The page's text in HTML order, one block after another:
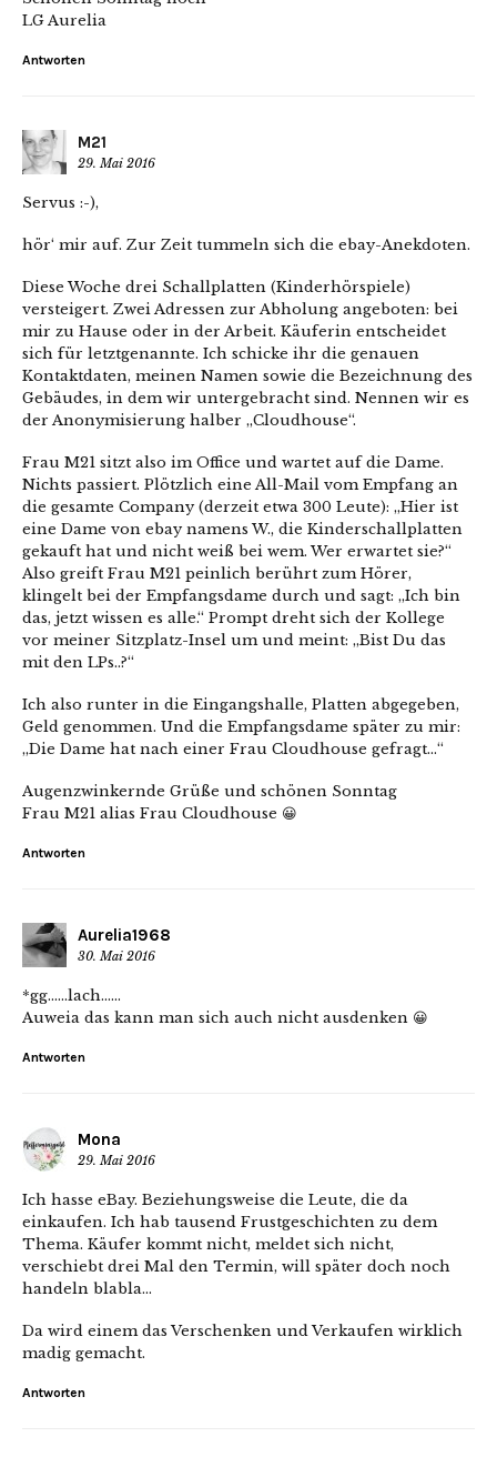
LG Aurelia
Antworten
M21
29. Mai 2016
Servus :-),
hör‘ mir auf. Zur Zeit tummeln sich die ebay-Anekdoten.
Diese Woche drei Schallplatten (Kinderhörspiele)
versteigert. Zwei Adressen zur Abholung angeboten: bei
mir zu Hause oder in der Arbeit. Käuferin entscheidet
sich für letztgenannte. Ich schicke ihr die genauen
Kontaktdaten, meinen Namen sowie die Bezeichnung des
Gebäudes, in dem wir untergebracht sind. Nennen wir es
der Anonymisierung halber „Cloudhouse“.
Frau M21 sitzt also im Office und wartet auf die Dame.
Nichts passiert. Plötzlich eine All-Mail vom Empfang an
die gesamte Company (derzeit etwa 300 Leute): „Hier ist
eine Dame von ebay namens W., die Kinderschallplatten
gekauft hat und nicht weiß bei wem. Wer erwartet sie?“
Also greift Frau M21 peinlich berührt zum Hörer,
klingelt bei der Empfangsdame durch und sagt: „Ich bin
das, jetzt wissen es alle.“ Prompt dreht sich der Kollege
vor meiner Sitzplatz-Insel um und meint: „Bist Du das
mit den LPs..?“
Ich also runter in die Eingangshalle, Platten abgegeben,
Geld genommen. Und die Empfangsdame später zu mir:
„Die Dame hat nach einer Frau Cloudhouse gefragt…“
Augenzwinkernde Grüße und schönen Sonntag
Frau M21 alias Frau Cloudhouse 😀
Antworten
Aurelia1968
30. Mai 2016
*gg……lach……
Auweia das kann man sich auch nicht ausdenken 😀
Antworten
Mona
29. Mai 2016
Ich hasse eBay. Beziehungsweise die Leute, die da
einkaufen. Ich hab tausend Frustgeschichten zu dem
Thema. Käufer kommt nicht, meldet sich nicht,
verschiebt drei Mal den Termin, will später doch noch
handeln blabla…
Da wird einem das Verschenken und Verkaufen wirklich
madig gemacht.
Antworten